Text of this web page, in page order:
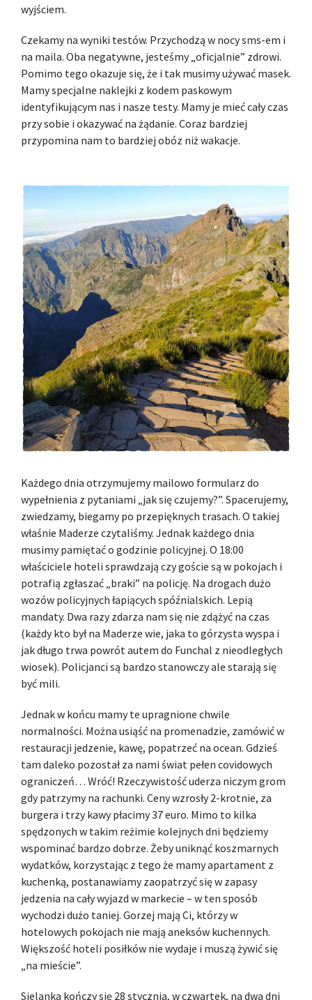
wyjściem.
Czekamy na wyniki testów. Przychodzą w nocy sms-em i
na maila. Oba negatywne, jesteśmy „oficjalnie” zdrowi.
Pomimo tego okazuje się, że i tak musimy używać masek.
Mamy specjalne naklejki z kodem paskowym
identyfikującym nas i nasze testy. Mamy je mieć cały czas
przy sobie i okazywać na żądanie. Coraz bardziej
przypomina nam to bardziej obóz niż wakacje.
Każdego dnia otrzymujemy mailowo formularz do
wypełnienia z pytaniami „jak się czujemy?”. Spacerujemy,
zwiedzamy, biegamy po przepięknych trasach. O takiej
właśnie Maderze czytaliśmy. Jednak każdego dnia
musimy pamiętać o godzinie policyjnej. O 18:00
właściciele hoteli sprawdzają czy goście są w pokojach i
potrafią zgłaszać „braki” na policję. Na drogach dużo
wozów policyjnych łapiących spóźnialskich. Lepią
mandaty. Dwa razy zdarza nam się nie zdążyć na czas
(każdy kto był na Maderze wie, jaka to górzysta wyspa i
jak długo trwa powrót autem do Funchal z nieodległych
wiosek). Policjanci są bardzo stanowczy ale starają się
być mili.
Jednak w końcu mamy te upragnione chwile
normalności. Można usiąść na promenadzie, zamówić w
restauracji jedzenie, kawę, popatrzeć na ocean. Gdzieś
tam daleko pozostał za nami świat pełen covidowych
ograniczeń… Wróć! Rzeczywistość uderza niczym grom
gdy patrzymy na rachunki. Ceny wzrosły 2-krotnie, za
burgera i trzy kawy płacimy 37 euro. Mimo to kilka
spędzonych w takim reżimie kolejnych dni będziemy
wspominać bardzo dobrze. Żeby uniknąć koszmarnych
wydatków, korzystając z tego że mamy apartament z
kuchenką, postanawiamy zaopatrzyć się w zapasy
jedzenia na cały wyjazd w markecie – w ten sposób
wychodzi dużo taniej. Gorzej mają Ci, którzy w
hotelowych pokojach nie mają aneksów kuchennych.
Większość hoteli posiłków nie wydaje i muszą żywić się
„na mieście”.
Sielanka kończy się 28 stycznia, w czwartek, na dwa dni